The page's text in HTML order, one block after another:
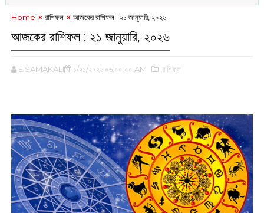
Home রাশিফল আজকের রাশিফল :‌ ২১ জানুয়ারি, ২০২৬
আজকের রাশিফল :‌ ২১ জানুয়ারি, ২০২৬
E SAMAKALIN ১/২১/২০২৬ ০৬:০০:০০ AM ,রাশিফল